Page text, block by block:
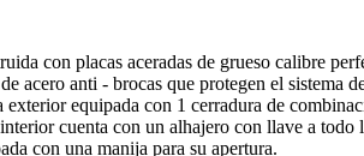
con placas aceradas de grueso calibre
acero anti - brocas que protegen el sistema
exterior equipada con 1 cerradura de
cuenta con un alhajero con llave a todo
con una manija para su apertura.